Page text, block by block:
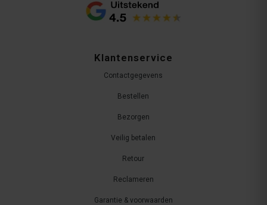
Klantenservice
Contactgegevens
Bestellen
Bezorgen
Veilig betalen
Retour
Reclameren
Garantie & voorwaarden